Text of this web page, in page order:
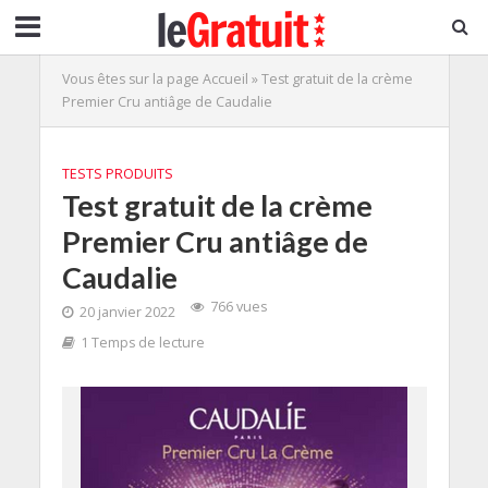
Vous êtes sur la page Accueil »Test gratuit de la crème
Premier Cru antiâge de Caudalie
TESTS PRODUITS
Test gratuit de la crème
Premier Cru antiâge de
Caudalie
20 janvier 2022
766 vues
1 Temps de lecture